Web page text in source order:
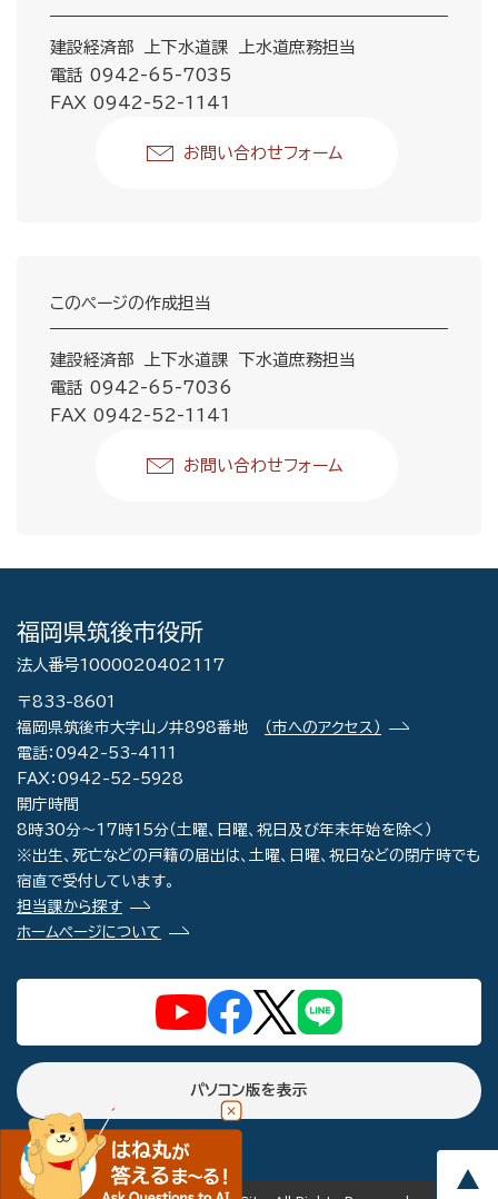
建設経済部 上下水道課 上水道庶務担当
電話 0942-65-7035
FAX 0942-52-1141
お問い合わせフォーム
このページの作成担当
建設経済部 上下水道課 下水道庶務担当
電話 0942-65-7036
FAX 0942-52-1141
お問い合わせフォーム
福岡県筑後市役所
法人番号1000020402117
〒833-8601
福岡県筑後市大字山ノ井898番地
（市へのアクセス）
電話：0942-53-4111
FAX：0942-52-5928
開庁時間
8時30分～17時15分（土曜、日曜、祝日及び年末年始を除く）
※出生、死亡などの戸籍の届出は、土曜、日曜、祝日などの閉庁時でも
宿直で受付しています。
担当課から探す
ホームページについて
パソコン版を表示